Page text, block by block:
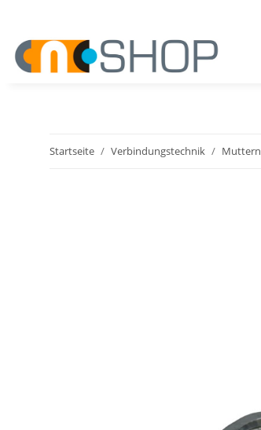
Startseite Verbindungstechnik Muttern